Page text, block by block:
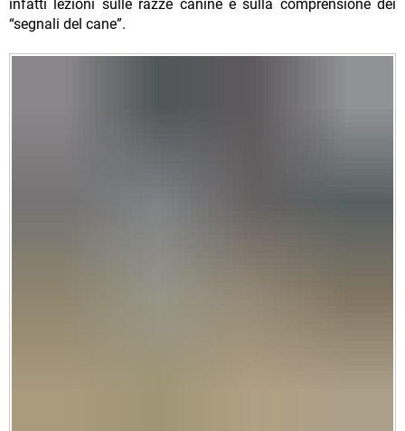
infatti lezioni sulle razze canine e sulla comprensione dei
“segnali del cane”.